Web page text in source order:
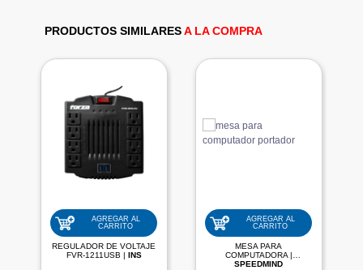
PRODUCTOS SIMILARESA LA COMPRA
AGREGAR AL
CARRITO
REGULADOR DE VOLTAJE
FVR-1211USB | INS
AGREGAR AL
CARRITO
MESA PARA
COMPUTADORA |
SPEEDMIND